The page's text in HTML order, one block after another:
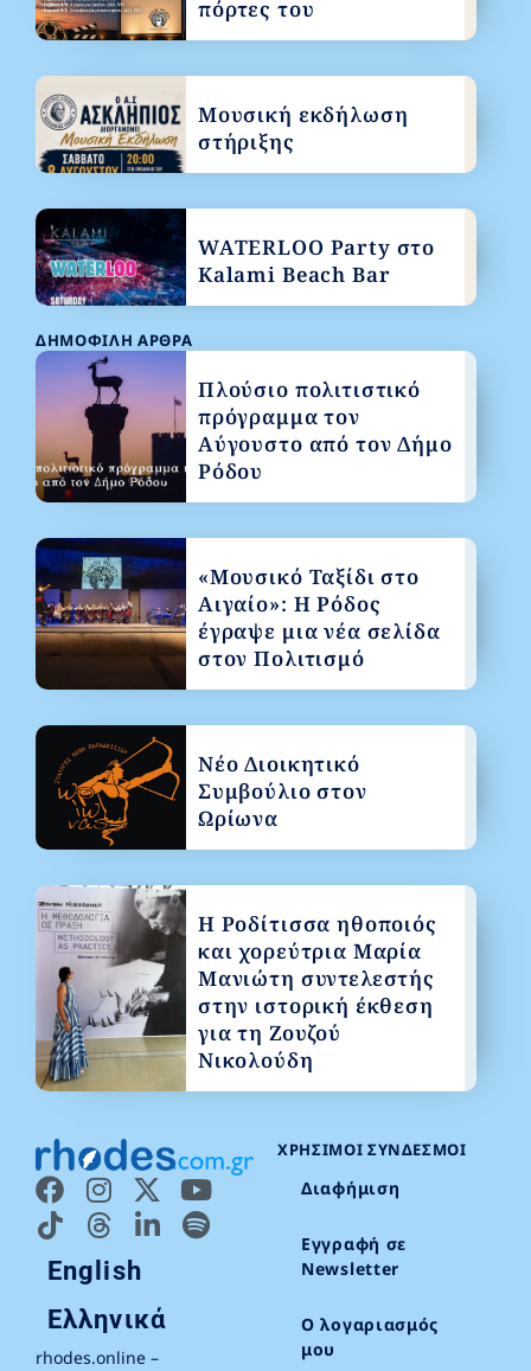
English
Ελληνικά
rhodes.online –
ΧΡΉΣΙΜΟΙ ΣΎΝΔΕΣΜΟΙ
Διαφήμιση
Εγγραφή σε
Newsletter
Ο λογαριασμός
μου
ΔΗΜΟΦΙΛΉ ΆΡΘΡΑ
Πλούσιο πολιτιστικό
πρόγραμμα τον
Αύγουστο από τον Δήμο
Ρόδου
«Μουσικό Ταξίδι στο
Αιγαίο»: Η Ρόδος
έγραψε μια νέα σελίδα
στον Πολιτισμό
Νέο Διοικητικό
Συμβούλιο στον
Ωρίωνα
Η Ροδίτισσα ηθοποιός
και χορεύτρια Μαρία
Μανιώτη συντελεστής
στην ιστορική έκθεση
για τη Ζουζού
Νικολούδη
πόρτες του
Μουσική εκδήλωση
στήριξης
WATERLOO Party στο
Kalami Beach Bar